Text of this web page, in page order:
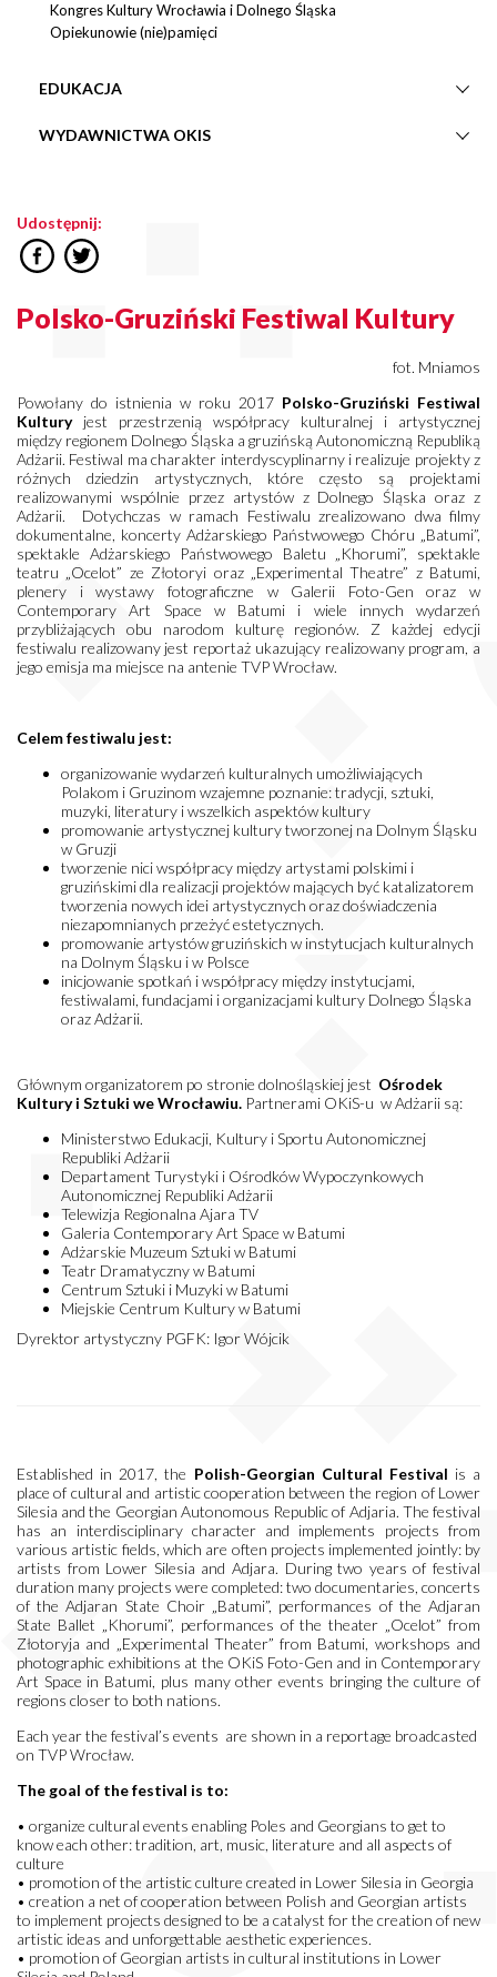
Kongres Kultury Wrocławia i Dolnego Śląska
Opiekunowie (nie)pamięci
EDUKACJA
WYDAWNICTWA OKIS
Udostępnij:
Polsko-Gruziński Festiwal Kultury
fot. Mniamos
Powołany do istnienia w roku 2017 Polsko-Gruziński Festiwal
Kulturyjest przestrzenią współpracy kulturalnej i artystycznej
między regionem Dolnego Śląska a gruzińską Autonomiczną Republiką
Adżarii. Festiwal ma charakter interdyscyplinarny i realizuje projekty z
różnych dziedzin artystycznych, które często są projektami
realizowanymi wspólnie przez artystów z Dolnego Śląska oraz z
Adżarii. Dotychczas w ramach Festiwalu zrealizowano dwa filmy
dokumentalne, koncerty Adżarskiego Państwowego Chóru „Batumi”,
spektakle Adżarskiego Państwowego Baletu „Khorumi”, spektakle
teatru „Ocelot” ze Złotoryi oraz „Experimental Theatre” z Batumi,
plenery i wystawy fotograficzne w Galerii Foto-Gen oraz w
Contemporary Art Space w Batumi i wiele innych wydarzeń
przybliżających obu narodom kulturę regionów. Z każdej edycji
festiwalu realizowany jest reportaż ukazujący realizowany program, a
jego emisja ma miejsce na antenie TVP Wrocław.
Celem festiwalu jest:
organizowanie wydarzeń kulturalnych umożliwiających
Polakom i Gruzinom wzajemne poznanie: tradycji, sztuki,
muzyki, literatury i wszelkich aspektów kultury
promowanie artystycznej kultury tworzonej na Dolnym Śląsku
w Gruzji
tworzenie nici współpracy między artystami polskimi i
gruzińskimi dla realizacji projektów mających być katalizatorem
tworzenia nowych idei artystycznych oraz doświadczenia
niezapomnianych przeżyć estetycznych.
promowanie artystów gruzińskich w instytucjach kulturalnych
na Dolnym Śląsku i w Polsce
inicjowanie spotkań i współpracy między instytucjami,
festiwalami, fundacjami i organizacjami kultury Dolnego Śląska
oraz Adżarii.
Głównym organizatorem po stronie dolnośląskiej jest Ośrodek
Kultury i Sztuki we Wrocławiu. Partnerami OKiS-u w Adżarii są:
Ministerstwo Edukacji, Kultury i Sportu Autonomicznej
Republiki Adżarii
Departament Turystyki i Ośrodków Wypoczynkowych
Autonomicznej Republiki Adżarii
Telewizja Regionalna Ajara TV
Galeria Contemporary Art Space w Batumi
Adżarskie Muzeum Sztuki w Batumi
Teatr Dramatyczny w Batumi
Centrum Sztuki i Muzyki w Batumi
Miejskie Centrum Kultury w Batumi
Dyrektor artystyczny PGFK: Igor Wójcik
Established in 2017, the Polish-Georgian Cultural Festival is a
place of cultural and artistic cooperation between the region of Lower
Silesia and the Georgian Autonomous Republic of Adjaria. The festival
has an interdisciplinary character and implements projects from
various artistic fields, which are often projects implemented jointly: by
artists from Lower Silesia and Adjara. During two years of festival
duration many projects were completed: two documentaries, concerts
of the Adjaran State Choir „Batumi”, performances of the Adjaran
State Ballet „Khorumi”, performances of the theater „Ocelot” from
Złotoryja and „Experimental Theater” from Batumi, workshops and
photographic exhibitions at the OKiS Foto-Gen and in Contemporary
Art Space in Batumi, plus many other events bringing the culture of
regions closer to both nations.
Each year the festival’s events are shown in a reportage broadcasted
on TVP Wrocław.
The goal of the festival is to:
• organize cultural events enabling Poles and Georgians to get to
know each other: tradition, art, music, literature and all aspects of
culture
• promotion of the artistic culture created in Lower Silesia in Georgia
• creation a net of cooperation between Polish and Georgian artists
to implement projects designed to be a catalyst for the creation of new
artistic ideas and unforgettable aesthetic experiences.
• promotion of Georgian artists in cultural institutions in Lower